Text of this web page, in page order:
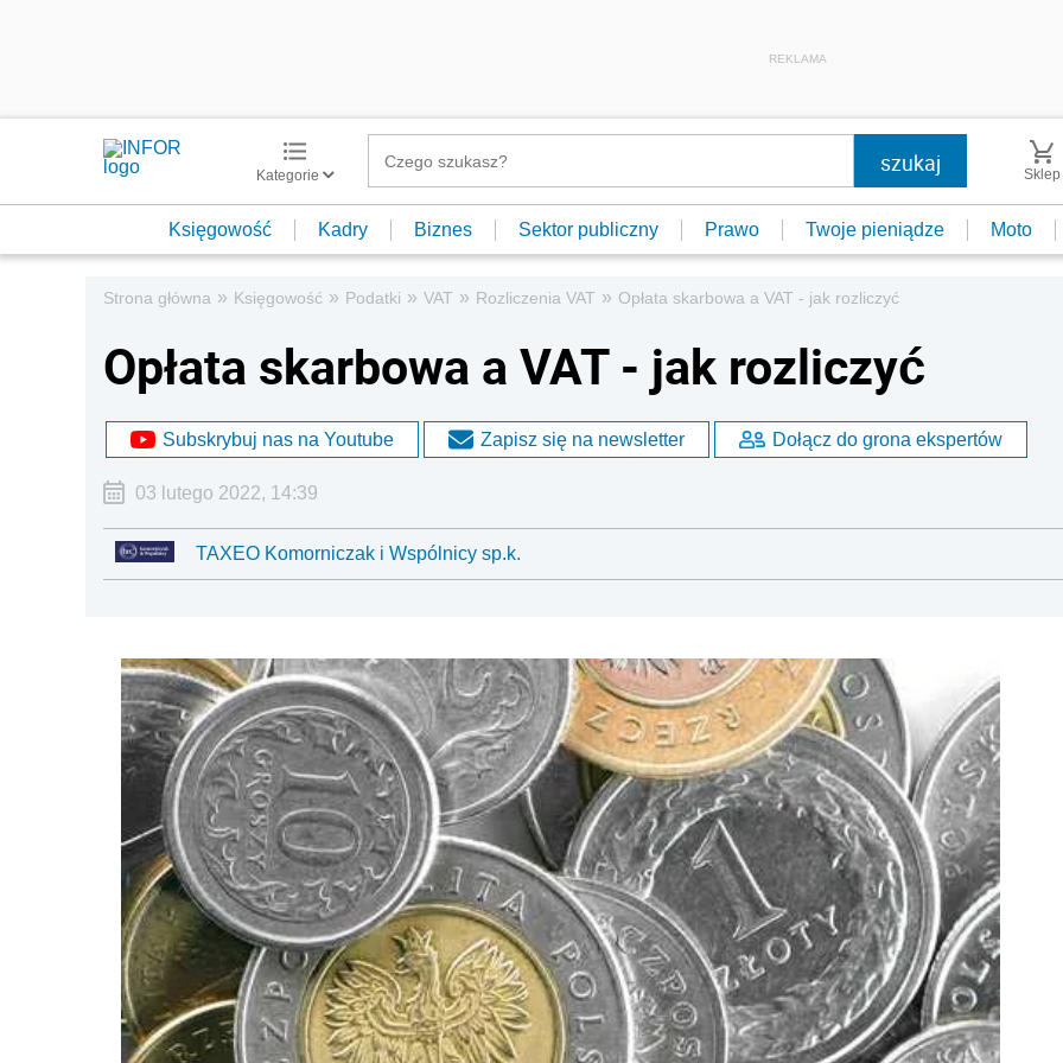
REKLAMA
Kategorie Sklep
Księgowość Kadry Biznes Sektor publiczny Prawo Twoje pieniądze Moto
Strona główna » Księgowość » Podatki » VAT » Rozliczenia VAT » Opłata skarbowa a VAT - jak rozliczyć
Opłata skarbowa a VAT - jak rozliczyć
Subskrybuj nas na Youtube Zapisz się na newsletter Dołącz do grona ekspertów
03 lutego 2022, 14:39
TAXEO Komorniczak i Wspólnicy sp.k.